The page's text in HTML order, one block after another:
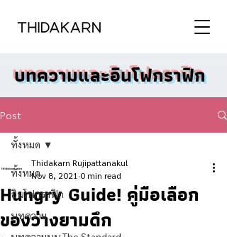
บทความและอินโฟกราฟิก
Post
ทั้งหมด
อินโฟกราฟิก
บทความ
ทั้งหมด
Hungry Guide! คู่มือเลือก
ของว่างยามดึก
Thidakarn Rujipattanakul
Nov 8, 2021 0 min read